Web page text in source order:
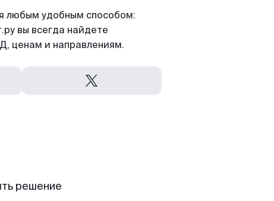
любым удобным способом:
вы всегда найдете
ценам и направлениям.
решение